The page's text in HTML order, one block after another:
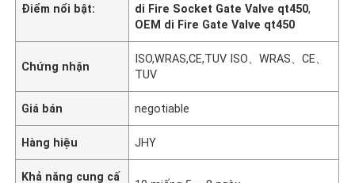
Điểm nổi bật:
di Fire Socket Gate Valve qt450,
OEM di Fire Gate Valve qt450
Chứng nhận
ISO,WRAS,CE,TUV ISO、WRAS、CE、
TUV
Giá bán negotiable
Hàng hiệu JHY
Khả năng cung cấ